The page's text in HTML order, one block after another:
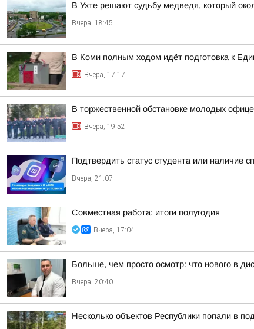
В Ухте решают судьбу медведя, который
Вчера, 18:45
В Коми полным ходом идёт подготовка к
Вчера, 17:17
В торжественной обстановке молодых
Вчера, 19:52
Подтвердить статус студента или наличие
Вчера, 21:07
Совместная работа: итоги полугодия
Вчера, 17:04
Больше, чем просто осмотр: что нового в
Вчера, 20:40
Несколько объектов Республики попали в